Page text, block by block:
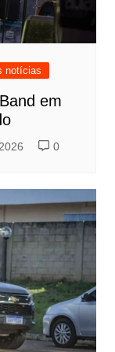
notícias
em
0